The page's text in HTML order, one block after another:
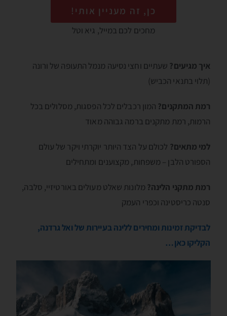
כן, זה מעניין אותי!
מחכים לכם במייל, גיא וטל
איך מגיעים? שעתיים וחצי נסיעה מנמל התעופה של ורונה
(תלוי בתנאי הכביש)
רמת המתקנים? המון רכבלים לכל הפסגות, מסלולים בכל
הרמות, רמת מתקנים ברמה גבוהה מאוד
למי מתאים? לכולם על הצד היותר יוקרתי ויקר של עולם
הספורט הלבן – משפחות, מקצוענים ומתחילים
רמת מתקני הלינה? מלונות שאלט מעולים באורטיזיי, סלבה,
סנטה כריסטינה וכפרי העמק
לבדיקת זמינות ומחירים ללינה בעיירות של ואל גרדנה,
הקליקו כאן…